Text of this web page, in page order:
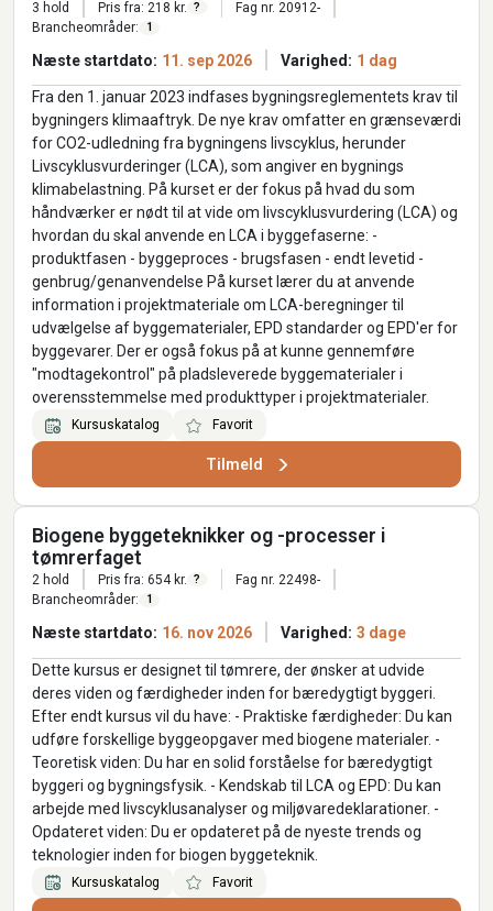
3 hold Pris fra: 218 kr. ?
Fag nr. 20912-
Brancheområder:
1
Næste startdato: 11. sep 2026 Varighed: 1 dag
Fra den 1. januar 2023 indfases bygningsreglementets krav til
bygningers klimaaftryk. De nye krav omfatter en grænseværdi
for CO2-udledning fra bygningens livscyklus, herunder
Livscyklusvurderinger (LCA), som angiver en bygnings
klimabelastning. På kurset er der fokus på hvad du som
håndværker er nødt til at vide om livscyklusvurdering (LCA) og
hvordan du skal anvende en LCA i byggefaserne: -
produktfasen - byggeproces - brugsfasen - endt levetid -
genbrug/genanvendelse På kurset lærer du at anvende
information i projektmateriale om LCA-beregninger til
udvælgelse af byggematerialer, EPD standarder og EPD'er for
byggevarer. Der er også fokus på at kunne gennemføre
"modtagekontrol" på pladsleverede byggematerialer i
overensstemmelse med produkttyper i projektmaterialer.
Kursuskatalog Favorit
Tilmeld
Biogene byggeteknikker og -processer i
tømrerfaget
2 hold Pris fra: 654 kr. ?
Fag nr. 22498-
Brancheområder:
1
Næste startdato: 16. nov 2026 Varighed: 3 dage
Dette kursus er designet til tømrere, der ønsker at udvide
deres viden og færdigheder inden for bæredygtigt byggeri.
Efter endt kursus vil du have: - Praktiske færdigheder: Du kan
udføre forskellige byggeopgaver med biogene materialer. -
Teoretisk viden: Du har en solid forståelse for bæredygtigt
byggeri og bygningsfysik. - Kendskab til LCA og EPD: Du kan
arbejde med livscyklusanalyser og miljøvaredeklarationer. -
Opdateret viden: Du er opdateret på de nyeste trends og
teknologier inden for biogen byggeteknik.
Kursuskatalog Favorit